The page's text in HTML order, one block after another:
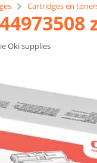
Cartridges en
Oki supplies